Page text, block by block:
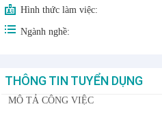
Hình thức làm việc:
Ngành nghề:
THÔNG TIN TUYỂN DỤNG
MÔ TẢ CÔNG VIỆC